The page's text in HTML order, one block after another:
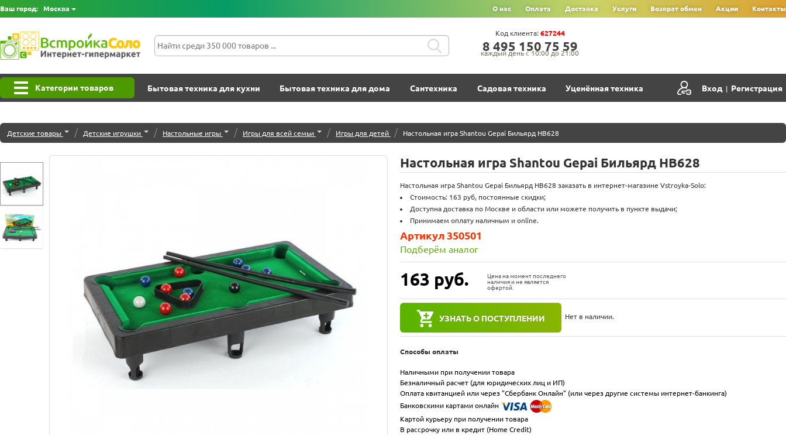
Ваш город: Москва О нас Оплата Доставка Услуги Возврат обмен Акции Контакты
8‍ 4‍9‍5‍ 1‍5‍0‍ 7‍5‍ 5‍9‍
каждый день с 10:00 до 21:00
Код клиента: 627244
Категории товаров Бытовая техника для кухни Бытовая техника для дома Сантехника Садовая техника Уценённая техника Вход | Регистрация
Детские товары / Детские игрушки / Настольные игры / Игры для всей семьи / Игры для детей / Настольная игра Shantou Gepai Бильярд HB628
Настольная игра Shantou Gepai Бильярд HB628
Настольная игра Shantou Gepai Бильярд HB628 заказать в интернет-магазине Vstroyka-Solo:
Стоимость: 163 руб, постоянные скидки;
Доступна доставка по Москве и области или можете получить в пункте выдачи;
Принимаем оплату наличным и online.
163 руб.
Цена на момент последнего
наличия и не является
офертой.
УЗНАТЬ О ПОСТУПЛЕНИИ Нет в наличии.
Артикул 350501
Подберём аналог
Способы оплаты
Наличными при получении товара
Безналичный расчет (для юридических лиц и ИП)
Оплата квитанцией или через "Сбербанк Онлайн" (или через другие системы интернет-банкинга)
Банковскими картами онлайн
Картой курьеру при получении товара
В рассрочку или в кредит (Home Credit)